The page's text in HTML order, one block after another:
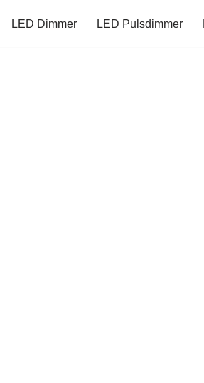
LED Dimmer LED Pulsdimmer